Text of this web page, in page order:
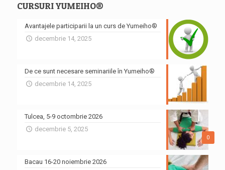
CURSURI YUMEIHO®
Avantajele participarii la un curs de Yumeiho®
decembrie 14, 2025
De ce sunt necesare seminariile în Yumeiho®
decembrie 14, 2025
0
Tulcea, 5-9 octombrie 2026
decembrie 5, 2025
Bacau 16-20 noiembrie 2026